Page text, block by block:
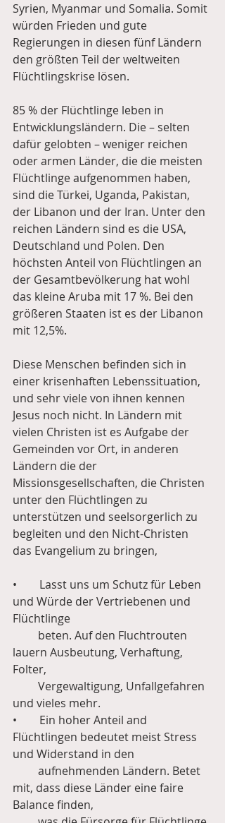
Syrien, Myanmar und Somalia. Somit
würden Frieden und gute
Regierungen in diesen fünf Ländern
den größten Teil der weltweiten
Flüchtlingskrise lösen.
85 % der Flüchtlinge leben in
Entwicklungsländern. Die – selten
dafür gelobten – weniger reichen
oder armen Länder, die die meisten
Flüchtlinge aufgenommen haben,
sind die Türkei, Uganda, Pakistan,
der Libanon und der Iran. Unter den
reichen Ländern sind es die USA,
Deutschland und Polen. Den
höchsten Anteil von Flüchtlingen an
der Gesamtbevölkerung hat wohl
das kleine Aruba mit 17 %. Bei den
größeren Staaten ist es der Libanon
mit 12,5%.
Diese Menschen befinden sich in
einer krisenhaften Lebenssituation,
und sehr viele von ihnen kennen
Jesus noch nicht. In Ländern mit
vielen Christen ist es Aufgabe der
Gemeinden vor Ort, in anderen
Ländern die der
Missionsgesellschaften, die Christen
unter den Flüchtlingen zu
unterstützen und seelsorgerlich zu
begleiten und den Nicht-Christen
das Evangelium zu bringen,
•        Lasst uns um Schutz für Leben
und Würde der Vertriebenen und
Flüchtlinge
beten. Auf den Fluchtrouten
lauern Ausbeutung, Verhaftung,
Folter,
Vergewaltigung, Unfallgefahren
und vieles mehr.
•        Ein hoher Anteil and
Flüchtlingen bedeutet meist Stress
und Widerstand in den
aufnehmenden Ländern. Betet
mit, dass diese Länder eine faire
Balance finden,